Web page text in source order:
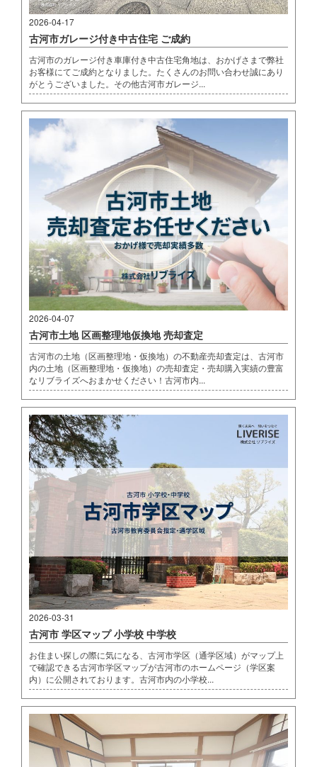
2026-04-17
古河市ガレージ付き中古住宅 ご成約
古河市のガレージ付き車庫付き中古住宅角地は、おかげさまで弊社
お客様にてご成約となりました。たくさんのお問い合わせ誠にあり
がとうございました。その他古河市ガレージ...
2026-04-07
古河市土地 区画整理地仮換地 売却査定
古河市の土地（区画整理地・仮換地）の不動産売却査定は、古河市
内の土地（区画整理地・仮換地）の売却査定・売却購入実績の豊富
なリブライズへおまかせください！古河市内...
2026-03-31
古河市 学区マップ 小学校 中学校
お住まい探しの際に気になる、古河市学区（通学区域）がマップ上
で確認できる古河市学区マップが古河市のホームページ（学区案
内）に公開されております。古河市内の小学校...